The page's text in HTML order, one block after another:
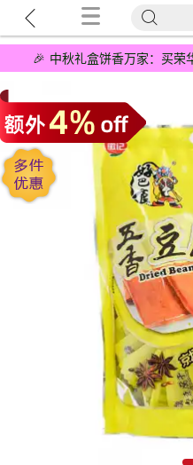
🎉 中秋礼盒饼香万家：买荣